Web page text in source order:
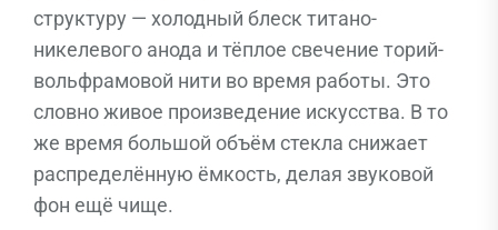
структуру — холодный блеск титано-
никелевого анода и тёплое свечение торий-
вольфрамовой нити во время работы. Это
словно живое произведение искусства. В то
же время большой объём стекла снижает
распределённую ёмкость, делая звуковой
фон ещё чище.